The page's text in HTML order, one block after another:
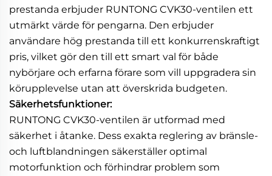
prestanda erbjuder RUNTONG CVK30-ventilen ett
utmärkt värde för pengarna. Den erbjuder
användare hög prestanda till ett konkurrenskraftigt
pris, vilket gör den till ett smart val för både
nybörjare och erfarna förare som vill uppgradera sin
körupplevelse utan att överskrida budgeten.
Säkerhetsfunktioner:
RUNTONG CVK30-ventilen är utformad med
säkerhet i åtanke. Dess exakta reglering av bränsle-
och luftblandningen säkerställer optimal
motorfunktion och förhindrar problem som